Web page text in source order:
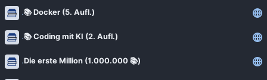
📚 Docker (5. Aufl.)
📚 Coding mit KI (2. Aufl.)
Die erste Million (1.000.000 📚)